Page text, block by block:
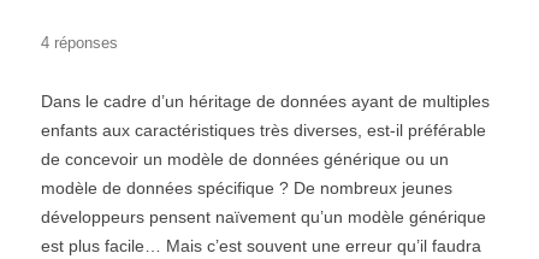
4 réponses
Dans le cadre d’un héritage de données ayant de multiples
enfants aux caractéristiques très diverses, est-il préférable
de concevoir un modèle de données générique ou un
modèle de données spécifique ? De nombreux jeunes
développeurs pensent naïvement qu’un modèle générique
est plus facile… Mais c’est souvent une erreur qu’il faudra